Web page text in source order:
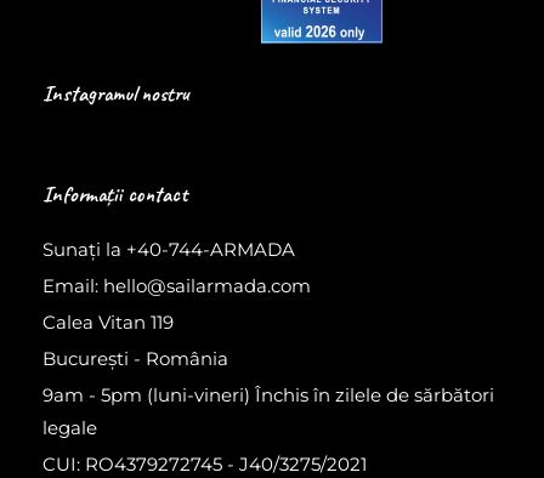
Instagramul nostru
Informații contact
Sunați la +40-744-ARMADA
Email: hello@sailarmada.com
Calea Vitan 119
București - România
9am - 5pm (luni-vineri) Închis în zilele de sărbători
legale
CUI: RO4379272745 - J40/3275/2021